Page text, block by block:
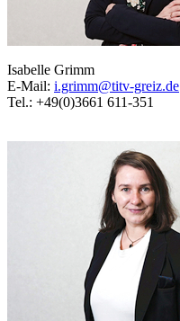
Isabelle Grimm
E-Mail: i.grimm@titv-greiz.de
Tel.: +49(0)3661 611-351